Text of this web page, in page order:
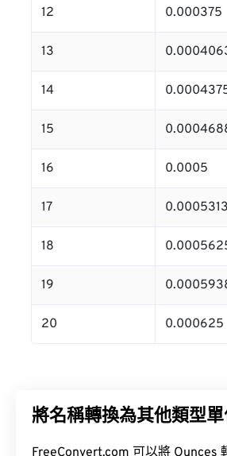
12 0.000375
13
14
15
16 0.0005
17 0.0005313
18
19
20 0.000625
將名稱轉換為其他類型